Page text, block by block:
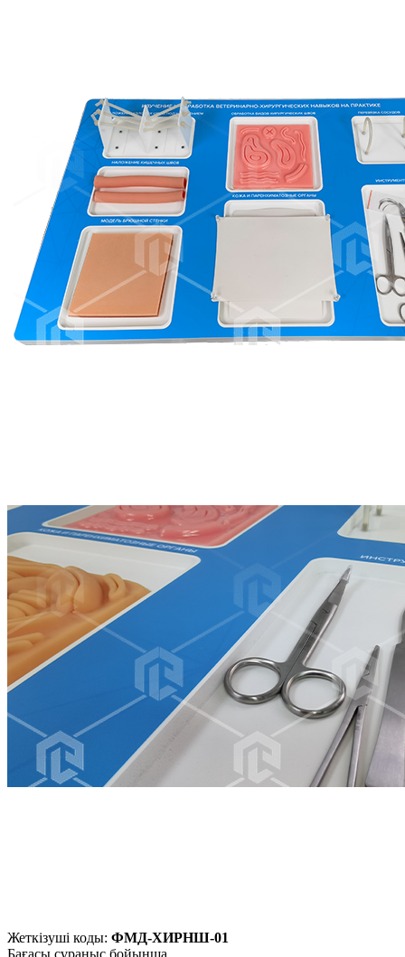
Жеткізуші коды: ФМД-ХИРНШ-01
Бағасы сұраныс бойынша